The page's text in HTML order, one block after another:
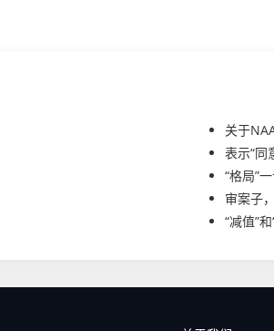
关于
表示“同
“格局”
审案子
“减值”